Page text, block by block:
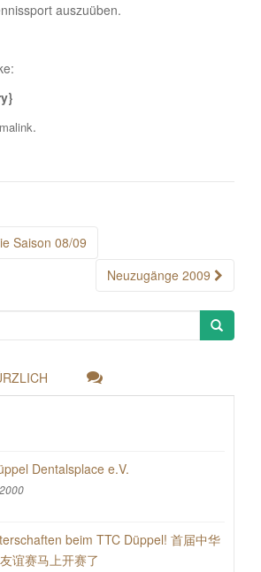
auszuüben.
.
Saison 08/09
Neuzugänge 2009
Dentalsplace e.V.
beim TTC Düppel! 首届中华
谊赛马上开赛了